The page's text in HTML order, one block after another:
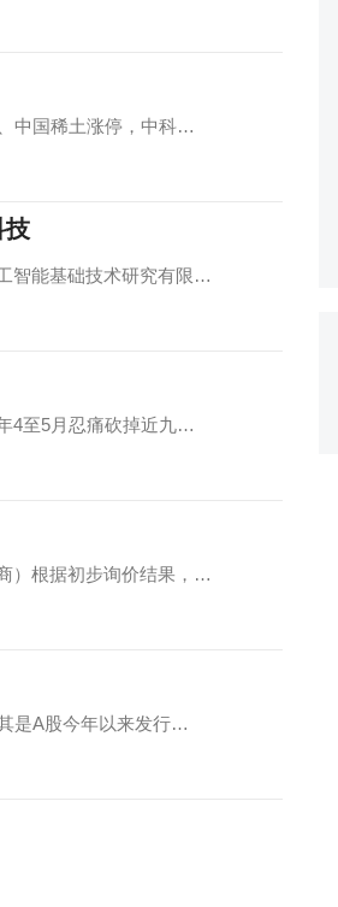
中国稀土涨停，中科…
技
智能基础技术研究有限…
4至5月忍痛砍掉近九…
）根据初步询价结果，…
是A股今年以来发行…